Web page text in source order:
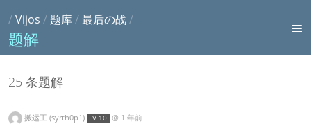
/Vijos / 题库/最后の战/
题解
25 条题解
搬运工 (syrth0p1) LV 10 @ 1 年前